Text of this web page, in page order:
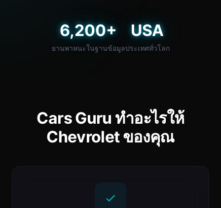
6,200+
ยานพาหนะในฐานข้อมูล
USA
ประเทศทั่วโลก
Cars Guru ทำอะไรให้
Chevrolet ของคุณ